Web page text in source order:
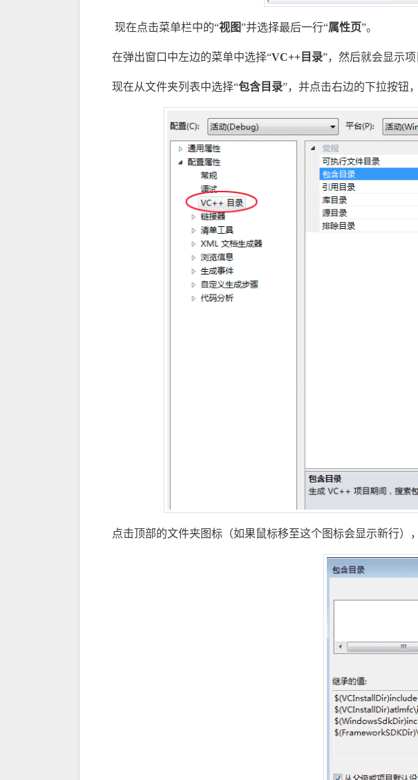
现在点击菜单栏中的“视图”并选择最后一行“属性页”。
在弹出窗口中左边的菜单中选择“VC++目录”，然后就会显示项
现在从文件夹列表中选择“包含目录”，并点击右边的下拉按钮
点击顶部的文件夹图标（如果鼠标移至这个图标会显示新行）